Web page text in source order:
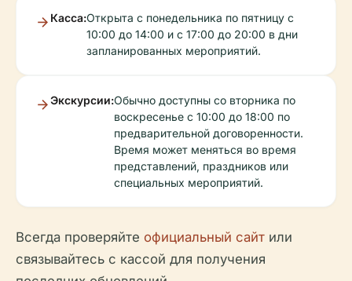
Касса:Открыта с понедельника по пятницу с
10:00 до 14:00 и с 17:00 до 20:00 в дни
запланированных мероприятий.
Экскурсии:Обычно доступны со вторника по
воскресенье с 10:00 до 18:00 по
предварительной договоренности.
Время может меняться во время
представлений, праздников или
специальных мероприятий.
Всегда проверяйте официальный сайт или
связывайтесь с кассой для получения